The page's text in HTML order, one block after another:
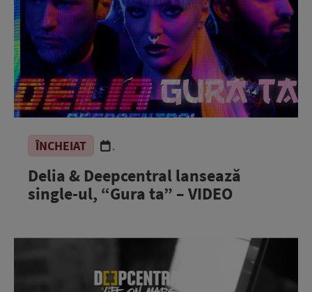
ÎNCHEIAT .
Delia & Deepcentral lansează
single-ul, “Gura ta” – VIDEO